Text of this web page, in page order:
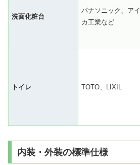
洗面化粧台
パナソニック、アイ
カ工業など
トイレ TOTO、LIXIL
内装・外装の標準仕様